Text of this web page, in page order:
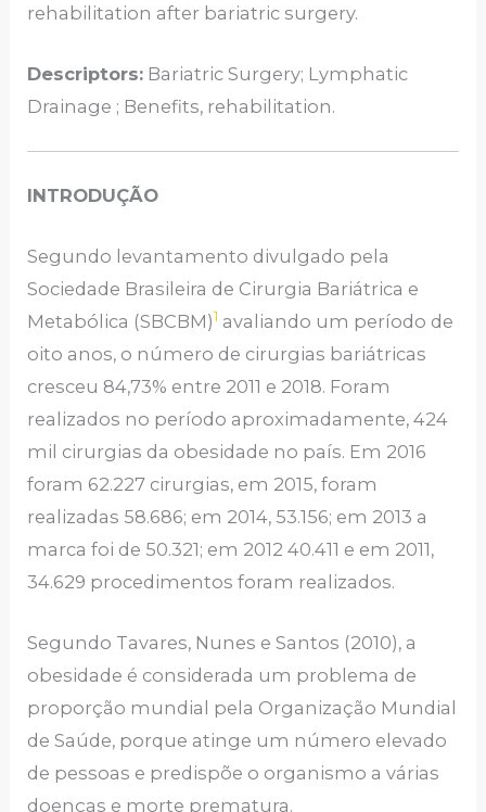
rehabilitation after bariatric surgery.
Descriptors: Bariatric Surgery; Lymphatic
Drainage ; Benefits, rehabilitation.
INTRODUÇÃO
Segundo levantamento divulgado pela
Sociedade Brasileira de Cirurgia Bariátrica e
Metabólica (SBCBM)1 avaliando um período de
oito anos, o número de cirurgias bariátricas
cresceu 84,73% entre 2011 e 2018. Foram
realizados no período aproximadamente, 424
mil cirurgias da obesidade no país. Em 2016
foram 62.227 cirurgias, em 2015, foram
realizadas 58.686; em 2014, 53.156; em 2013 a
marca foi de 50.321; em 2012 40.411 e em 2011,
34.629 procedimentos foram realizados.
Segundo Tavares, Nunes e Santos (2010), a
obesidade é considerada um problema de
proporção mundial pela Organização Mundial
de Saúde, porque atinge um número elevado
de pessoas e predispõe o organismo a várias
doenças e morte prematura.